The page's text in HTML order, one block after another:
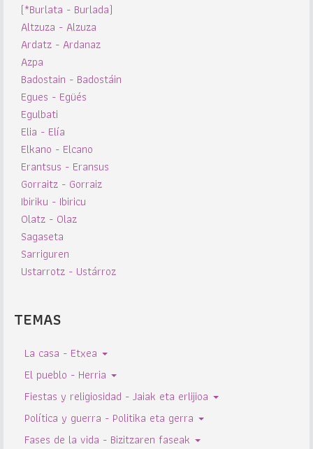
(*Burlata - Burlada)
Altzuza - Alzuza
Ardatz - Ardanaz
Azpa
Badostain - Badostáin
Egues - Egüés
Egulbati
Elia - Elía
Elkano - Elcano
Erantsus - Eransus
Gorraitz - Gorraiz
Ibiriku - Ibiricu
Olatz - Olaz
Sagaseta
Sarriguren
Ustarrotz - Ustárroz
TEMAS
La casa - Etxea
El pueblo - Herria
Fiestas y religiosidad - Jaiak eta erlijioa
Política y guerra - Politika eta gerra
Fases de la vida - Bizitzaren faseak